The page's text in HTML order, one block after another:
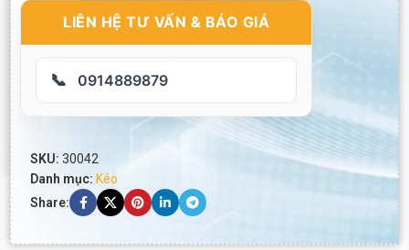
LIÊN HỆ TƯ VẤN & BÁO GIÁ
📞 0914889879
SKU: 30042
Danh mục: Kéo
Share: